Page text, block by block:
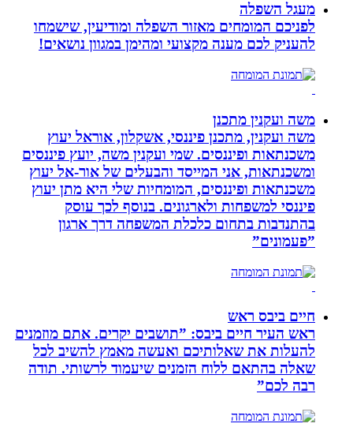
מעגל השפלה
לפניכם המומחים מאזור השפלה ומודיעין, שישמחו
להעניק לכם מענה מקצועי ומהימן במגוון נושאים!
משה ועקנין מתכנן
משה ועקנין, מתכנן פיננסי, אשקלון, אוראל יעוץ
משכנתאות ופיננסים. שמי ועקנין משה, יועץ פיננסים
ומשכנתאות, אני המייסד והבעלים של אור-אל יעוץ
משכנתאות ופיננסים, המומחיות שלי היא מתן יעוץ
פיננסי למשפחות ולארגונים. בנוסף לכך עוסק
בהתנדבות בתחום כלכלת המשפחה דרך ארגון
”פעמונים”
חיים ביבס ראש
ראש העיר חיים ביבס: ”תושבים יקרים. אתם מוזמנים
להעלות את שאלותיכם ואעשה מאמץ להשיב לכל
שאלה בהתאם ללוח הזמנים שיעמוד לרשותי. תודה
רבה לכם”